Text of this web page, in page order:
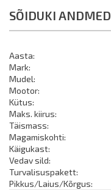
SÕIDUKI ANDMED
Aasta:
Mark:
Mudel:
Mootor:
Kütus:
Maks. kiirus:
Täismass:
Magamiskohti:
Käigukast:
Vedav sild:
Turvalisuspakett:
Pikkus/Laius/Kõrgus: